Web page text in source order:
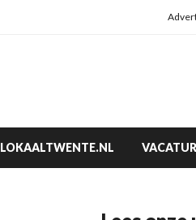
LOKAALTWENTE.NL